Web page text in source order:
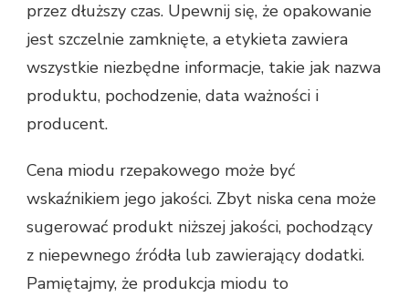
przez dłuższy czas. Upewnij się, że opakowanie
jest szczelnie zamknięte, a etykieta zawiera
wszystkie niezbędne informacje, takie jak nazwa
produktu, pochodzenie, data ważności i
producent.
Cena miodu rzepakowego może być
wskaźnikiem jego jakości. Zbyt niska cena może
sugerować produkt niższej jakości, pochodzący
z niepewnego źródła lub zawierający dodatki.
Pamiętajmy, że produkcja miodu to